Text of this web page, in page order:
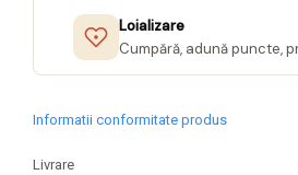
Loializare
Cumpără, adună puncte,
Informatii conformitate produs
Livrare